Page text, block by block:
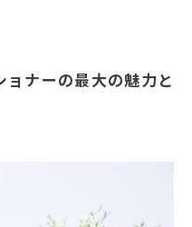
ナーの最大の魅力と